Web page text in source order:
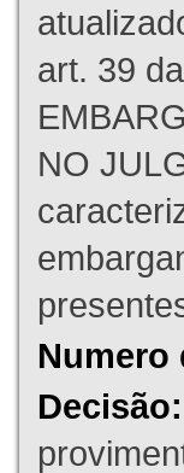
art. 39
NO
Numero
Decisão: